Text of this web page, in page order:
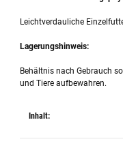
Leichtverdauliche
Lagerungshinweis:
Behältnis nach Gebrauch
und Tiere aufbewahren.
Inhalt: